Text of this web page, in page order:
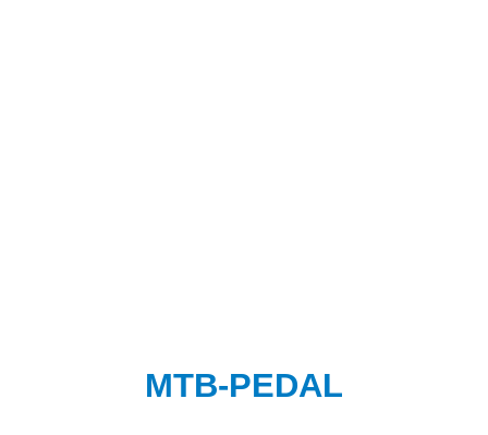
MTB-PEDAL